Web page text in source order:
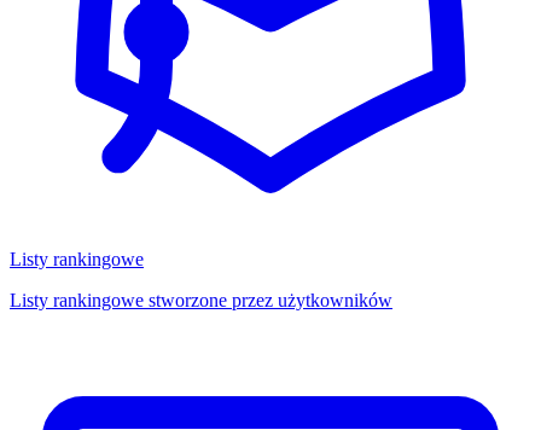
Listy rankingowe
Listy rankingowe stworzone przez użytkowników